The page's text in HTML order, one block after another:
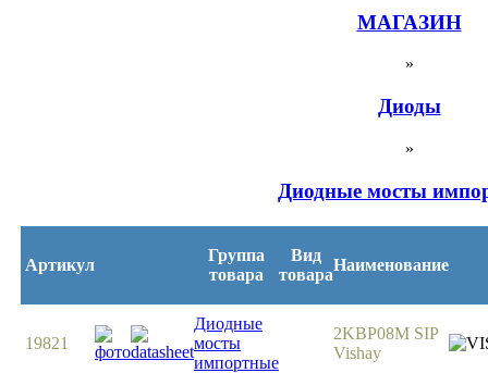
МАГАЗИН
»
Диоды
»
Диодные мосты
Артикул
Группа
товара
Вид
товара
Наименование
19821
Диодные
мосты
импортные
2KBP08M SIP
Vishay